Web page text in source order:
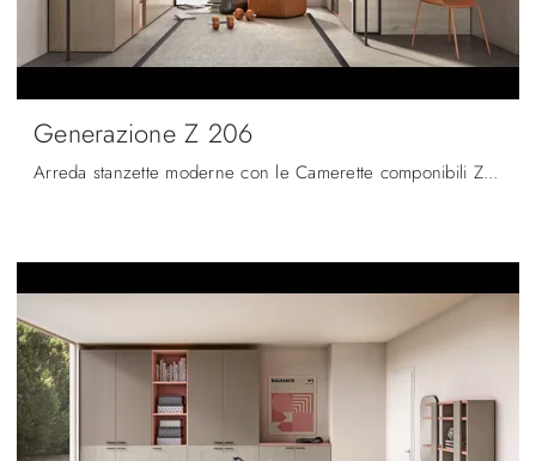
Generazione Z 206
Arreda stanzette moderne con le Camerette componibili Zg Mobili! Il modello Generazione Z 206 in melaminico è per ragazzi.